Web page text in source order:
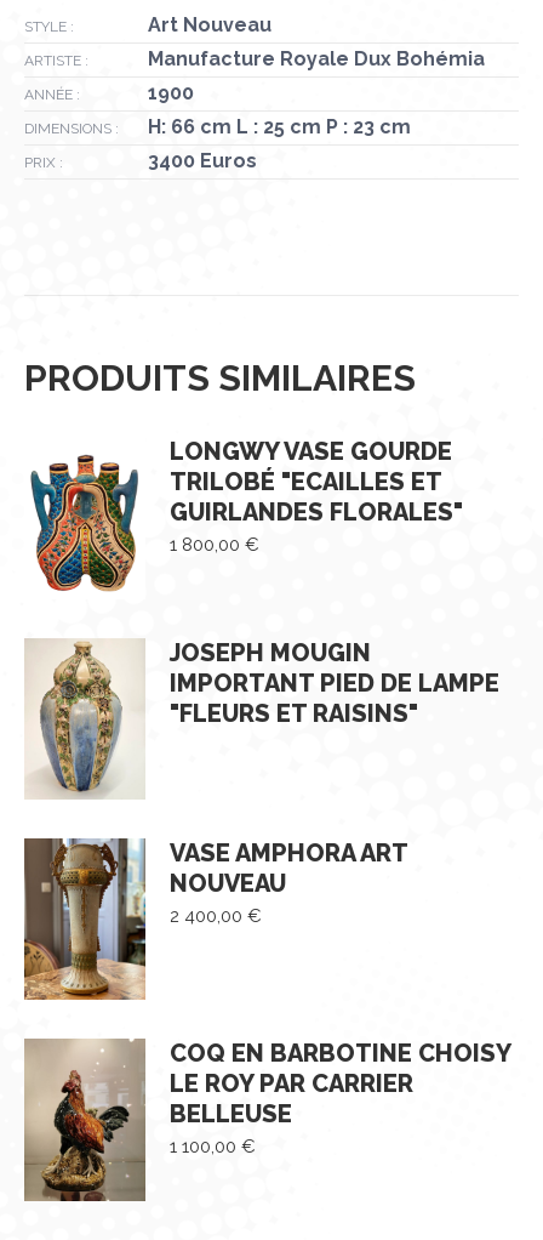
STYLE : Art Nouveau
ARTISTE : Manufacture Royale Dux Bohémia
ANNÉE : 1900
DIMENSIONS : H: 66 cm L : 25 cm P : 23 cm
PRIX : 3400 Euros
PRODUITS SIMILAIRES
LONGWY VASE GOURDE
TRILOBÉ "ECAILLES ET
GUIRLANDES FLORALES"
1 800,00 €
JOSEPH MOUGIN
IMPORTANT PIED DE LAMPE
"FLEURS ET RAISINS"
VASE AMPHORA ART
NOUVEAU
2 400,00 €
COQ EN BARBOTINE CHOISY
LE ROY PAR CARRIER
BELLEUSE
1 100,00 €